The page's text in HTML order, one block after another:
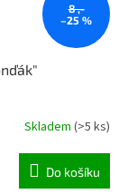
8 ,-
–25 %
Skladem (>5 ks)
Do košíku